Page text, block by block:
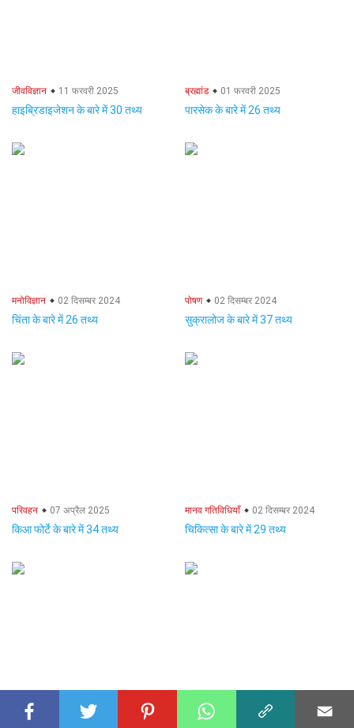
जीवविज्ञान 11 फरवरी 2025
हाइब्रिडाइजेशन के बारे में 30 तथ्य
ब्रह्मांड 01 फरवरी 2025
पारसेक के बारे में 26 तथ्य
मनोविज्ञान 02 दिसम्बर 2024
चिंता के बारे में 26 तथ्य
पोषण 02 दिसम्बर 2024
सुक्रालोज के बारे में 37 तथ्य
परिवहन 07 अप्रैल 2025
किआ फोर्टे के बारे में 34 तथ्य
मानव गतिविधियाँ 02 दिसम्बर 2024
चिकित्सा के बारे में 29 तथ्य
इलेक्ट्रॉनिक्स 31 जनवरी 2025 भौतिक विज्ञान 02 दिसम्बर 2024